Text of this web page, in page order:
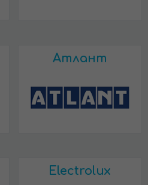
Атлант
Electrolux